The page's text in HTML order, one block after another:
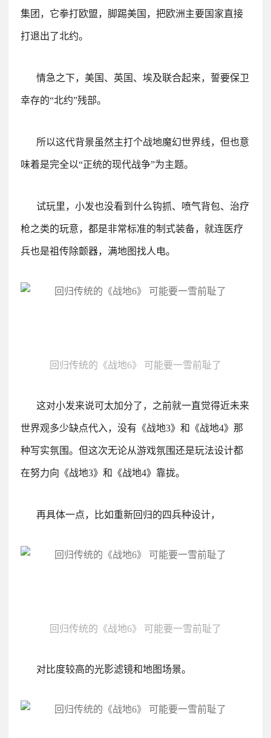
集团，它拳打欧盟，脚踢美国，把欧洲主要国家直接
打退出了北约。
情急之下，美国、英国、埃及联合起来，誓要保卫
幸存的“北约”残部。
所以这代背景虽然主打个战地魔幻世界线，但也意
味着是完全以“正统的现代战争”为主题。
试玩里，小发也没看到什么钩抓、喷气背包、治疗
枪之类的玩意，都是非常标准的制式装备，就连医疗
兵也是祖传除颤器，满地图找人电。
回归传统的《战地6》 可能要一雪前耻了
这对小发来说可太加分了，之前就一直觉得近未来
世界观多少缺点代入，没有《战地3》和《战地4》那
种写实氛围。但这次无论从游戏氛围还是玩法设计都
在努力向《战地3》和《战地4》靠拢。
再具体一点，比如重新回归的四兵种设计，
回归传统的《战地6》 可能要一雪前耻了
对比度较高的光影滤镜和地图场景。